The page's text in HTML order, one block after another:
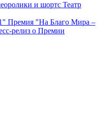
и шортс Театр
Премия "На Благо Мира –
релиз о Премии